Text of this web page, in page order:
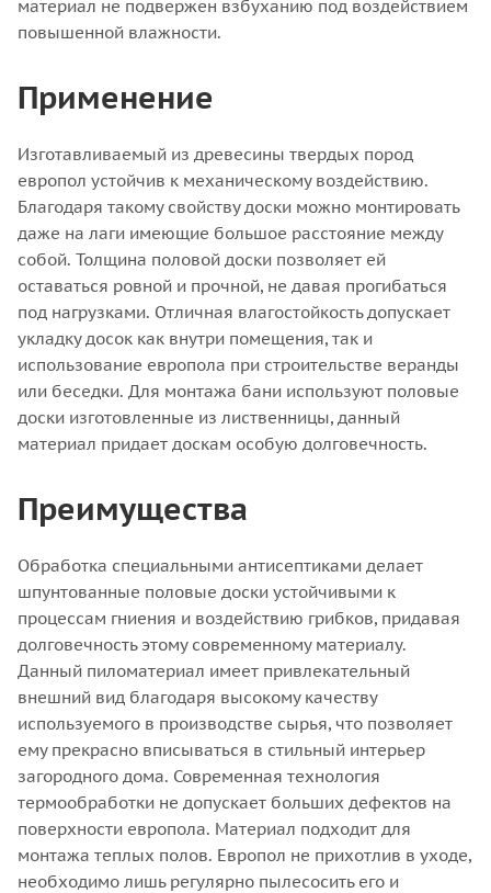
материал не подвержен взбуханию под воздействием
повышенной влажности.
Применение
Изготавливаемый из древесины твердых пород
европол устойчив к механическому воздействию.
Благодаря такому свойству доски можно монтировать
даже на лаги имеющие большое расстояние между
собой. Толщина половой доски позволяет ей
оставаться ровной и прочной, не давая прогибаться
под нагрузками. Отличная влагостойкость допускает
укладку досок как внутри помещения, так и
использование европола при строительстве веранды
или беседки. Для монтажа бани используют половые
доски изготовленные из лиственницы, данный
материал придает доскам особую долговечность.
Преимущества
Обработка специальными антисептиками делает
шпунтованные половые доски устойчивыми к
процессам гниения и воздействию грибков, придавая
долговечность этому современному материалу.
Данный пиломатериал имеет привлекательный
внешний вид благодаря высокому качеству
используемого в производстве сырья, что позволяет
ему прекрасно вписываться в стильный интерьер
загородного дома. Современная технология
термообработки не допускает больших дефектов на
поверхности европола. Материал подходит для
монтажа теплых полов. Европол не прихотлив в уходе,
необходимо лишь регулярно пылесосить его и